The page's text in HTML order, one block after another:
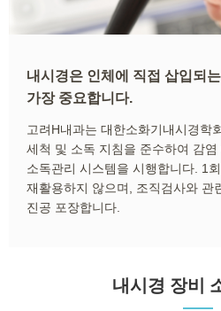
내시경은 인체에 직접 삽입되
가장 중요합니다.
고려H내과는 대한소화기내시경학
세척 및 소독 지침을 준수하여 감
소독관리 시스템을 시행합니다. 1
재활용하지 않으며, 조직검사와 관
진공 포장합니다.
내시경 장비